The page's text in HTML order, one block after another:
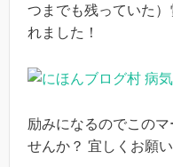
つまでも残っていた）
れました！
励みになるのでこの
せんか？ 宜しくお願い